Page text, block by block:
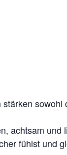
achtsam und
fühlst und